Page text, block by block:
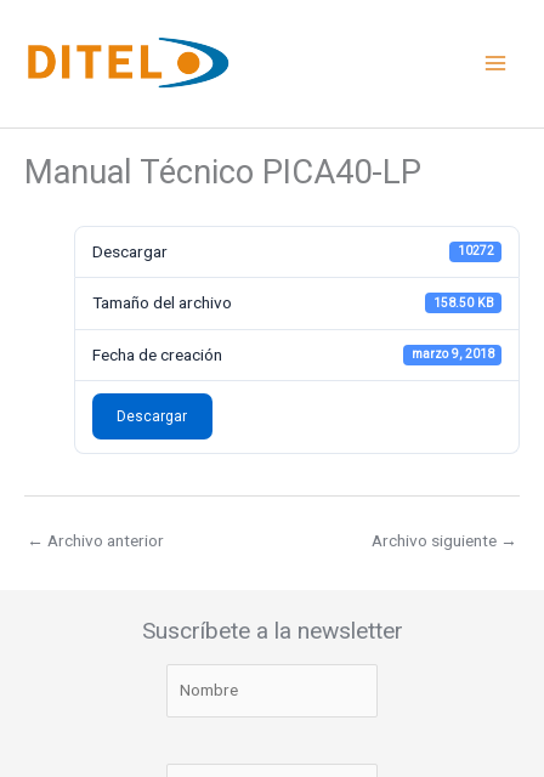
contenido
Manual Técnico PICA40-LP
Descargar 10272
Tamaño del archivo 158.50 KB
Fecha de creación marzo 9, 2018
Descargar
← Archivo anterior Archivo siguiente →
Suscríbete a la newsletter